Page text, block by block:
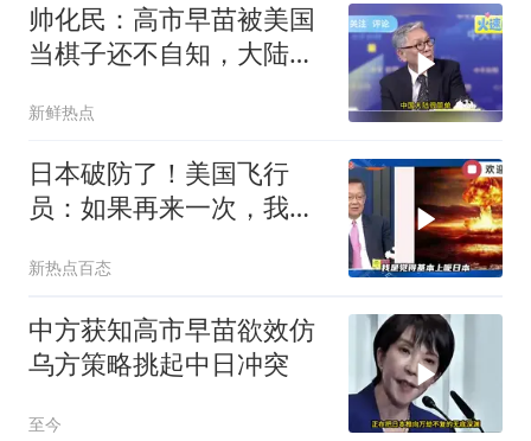
帅化民：高市早苗被美国
当棋子还不自知，大陆有
新鲜热点
日本破防了！美国飞行
员：如果再来一次，我还
新热点百态
中方获知高市早苗欲效仿
乌方策略挑起中日冲突
至今